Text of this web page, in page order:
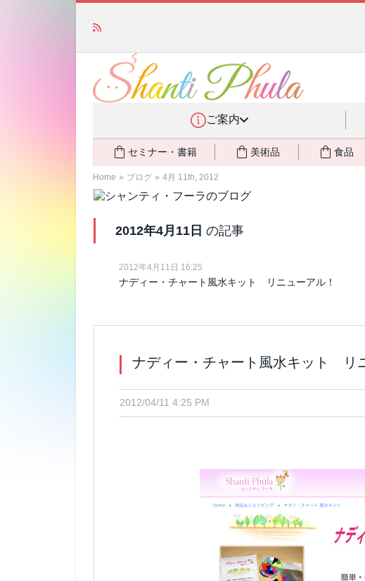
ご案内
セミナー・書籍 美術品 食品
Home » ブログ » 4月 11th, 2012
2012年4月11日 の記事
2012年4月11日 16:25
ナディー・チャート風水キット リニューアル！
ナディー・チャート風水キット リ
2012/04/11 4:25 PM